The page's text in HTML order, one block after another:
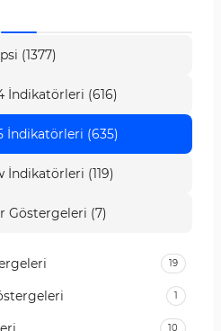
(1377)
İndikatörleri (616)
İndikatörleri (635)
İndikatörleri (119)
Göstergeleri (7)
19
1
10